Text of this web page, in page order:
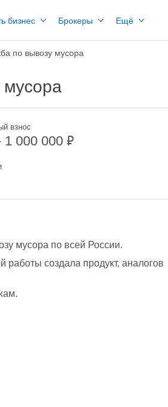
бизнес Брокеры Ещё
по вывозу мусора
взнос
1 000 000₽
мусора по всей России.
создала продукт, аналогов